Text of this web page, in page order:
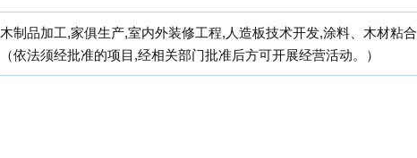
木制品加工,家俱生产,室内外装修工程,人造板技术开发,涂料、木材粘
（依法须经批准的项目,经相关部门批准后方可开展经营活动。）